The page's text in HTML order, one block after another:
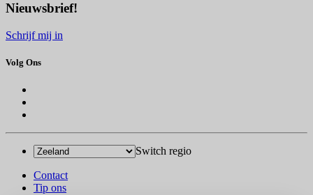
Nieuwsbrief!
Schrijf mij in
Volg Ons
Switch regio
Contact
Tip ons